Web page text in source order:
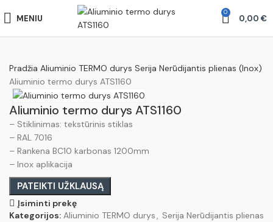
MENIU
0
0,00 €
Pradžia Aliuminio TERMO durys Serija Nerūdijantis plienas (Inox)
Aliuminio termo durys ATS1160
Aliuminio termo durys ATS1160
– Stiklinimas: tekstūrinis stiklas
– RAL 7016
– Rankena BC10 karbonas 1200mm
– Inox aplikacija
PATEIKTI UŽKLAUSĄ
Įsiminti prekę
Kategorijos: Aliuminio TERMO durys, Serija Nerūdijantis plienas